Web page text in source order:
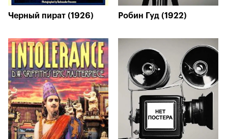
Черный пират (1926) Робин Гуд (1922)